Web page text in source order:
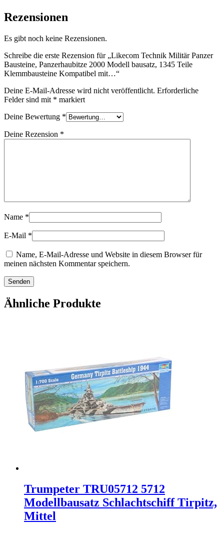
Rezensionen
Es gibt noch keine Rezensionen.
Schreibe die erste Rezension für „Likecom Technik Militär Panzer
Bausteine, Panzerhaubitze 2000 Modell bausatz, 1345 Teile
Klemmbausteine Kompatibel mit…“
Deine E-Mail-Adresse wird nicht veröffentlicht. Erforderliche
Felder sind mit * markiert
Deine Bewertung *
Deine Rezension *
Name *
E-Mail *
Name, E-Mail-Adresse und Website in diesem Browser für
meinen nächsten Kommentar speichern.
Ähnliche Produkte
Trumpeter TRU05712 5712
Modellbausatz Schlachtschiff Tirpitz,
Mittel